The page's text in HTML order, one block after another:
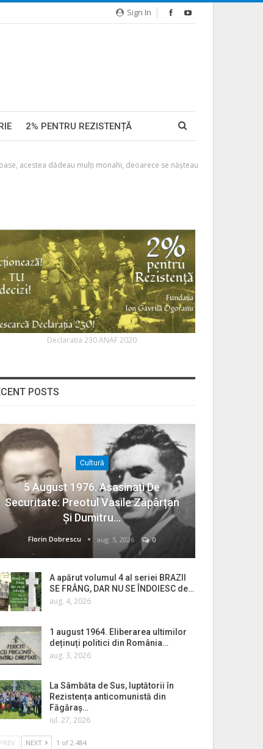
Sign In
2% PENTRU REZISTENȚĂ
acestea dădeau mulți monahi, deoarece se năşteau
Declaratia 230 ANAF 2020
POSTS
Cultură
5 August 1976. Asasinați De
Securitate: Preotul Vasile Zăpârțan
Și Dumitru…
Florin Dobrescu aug. 5, 2026 0
A apărut volumul 4 al seriei BRAZII
SE FRÂNG, DAR NU SE ÎNDOIESC de…
aug. 4, 2026
1 august 1964. Eliberarea ultimilor
deținuți politici din România…
aug. 3, 2026
La Sâmbăta de Sus, luptătorii în
Rezistența anticomunistă din
Făgăraș…
iul. 27, 2026
PREV NEXT 1 of 2.484